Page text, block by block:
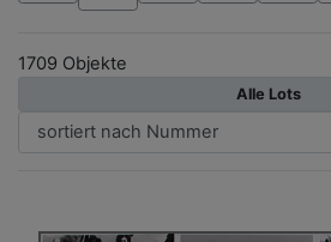
1709 Objekte
Alle Lots